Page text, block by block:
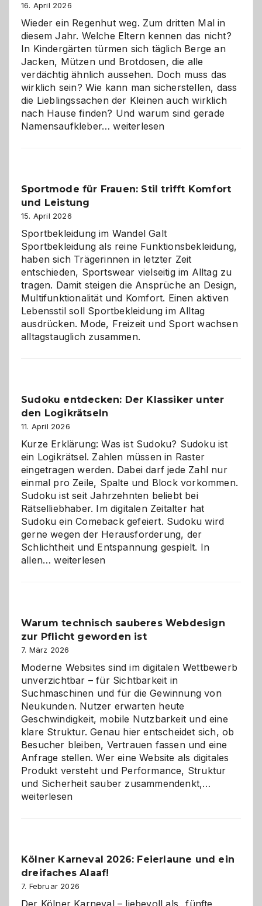
die
richtige
Wahl?
16. April 2026
Wieder ein Regenhut weg. Zum dritten Mal in
diesem Jahr. Welche Eltern kennen das nicht?
In Kindergärten türmen sich täglich Berge an
Jacken, Mützen und Brotdosen, die alle
verdächtig ähnlich aussehen. Doch muss das
wirklich sein? Wie kann man sicherstellen, dass
die Lieblingssachen der Kleinen auch wirklich
nach Hause finden? Und warum sind gerade
Namensaufkleber…Namensaufkleber
gegen
Chaos
weiterlesen
Sportmode für Frauen: Stil trifft Komfort
und Leistung
15. April 2026
Sportbekleidung im Wandel Galt
Sportbekleidung als reine Funktionsbekleidung,
haben sich Trägerinnen in letzter Zeit
entschieden, Sportswear vielseitig im Alltag zu
tragen. Damit steigen die Ansprüche an Design,
Multifunktionalität und Komfort. Einen aktiven
Lebensstil soll Sportbekleidung im Alltag
ausdrücken. Mode, Freizeit und Sport wachsen
alltagstauglich zusammen.
Sudoku entdecken: Der Klassiker unter
den Logikrätseln
11. April 2026
Kurze Erklärung: Was ist Sudoku? Sudoku ist
ein Logikrätsel. Zahlen müssen in Raster
eingetragen werden. Dabei darf jede Zahl nur
einmal pro Zeile, Spalte und Block vorkommen.
Sudoku ist seit Jahrzehnten beliebt bei
Rätselliebhaber. Im digitalen Zeitalter hat
Sudoku ein Comeback gefeiert. Sudoku wird
gerne wegen der Herausforderung, der
Schlichtheit und Entspannung gespielt. In
allen…Sudoku
den
Logikrätseln
weiterlesen
Warum technisch sauberes Webdesign
zur Pflicht geworden ist
7. März 2026
Moderne Websites sind im digitalen Wettbewerb
unverzichtbar – für Sichtbarkeit in
Suchmaschinen und für die Gewinnung von
Neukunden. Nutzer erwarten heute
Geschwindigkeit, mobile Nutzbarkeit und eine
klare Struktur. Genau hier entscheidet sich, ob
Besucher bleiben, Vertrauen fassen und eine
Anfrage stellen. Wer eine Website als digitales
Produkt versteht und Performance, Struktur
und Sicherheit sauber zusammendenkt,…
geworden
weiterlesen
Kölner Karneval 2026: Feierlaune und ein
dreifaches Alaaf!
7. Februar 2026